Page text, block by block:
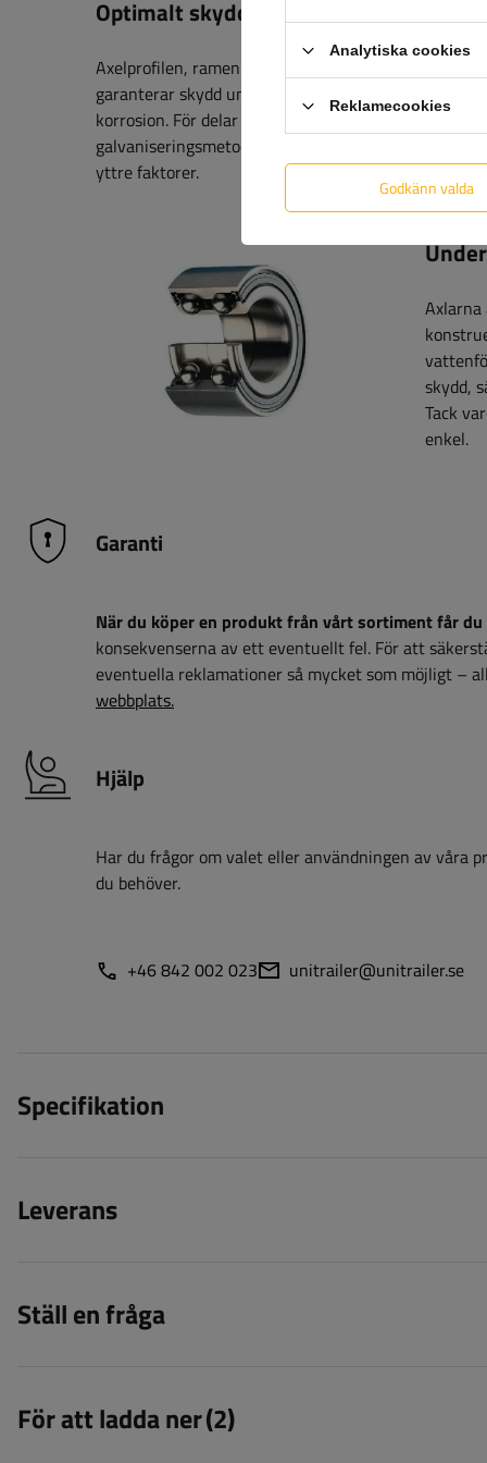
Optimalt skydd mot korrosion
Axelprofilen, ramen och huset på
garanterar skydd under en period av 10 år.
korrosion. För delar med högsta noggrannhet
galvaniseringsmetoder skyddar effektivt alla
yttre faktorer.
skydd,
Tack
enkel.
Garanti
När du köper en produkt från vårt sortiment får
konsekvenserna av ett eventuellt fel. För att
eventuella reklamationer så mycket som möjligt –
webbplats.
Hjälp
Har du frågor om valet eller användningen av våra
du behöver.
+46 842 002 023 unitrailer@unitrailer.se
Specifikation
Leverans
Ställ en fråga
För att ladda ner(2)
Analytiska cookies
Reklamecookies
Godkänn valda